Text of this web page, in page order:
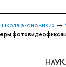
школа экономики» →